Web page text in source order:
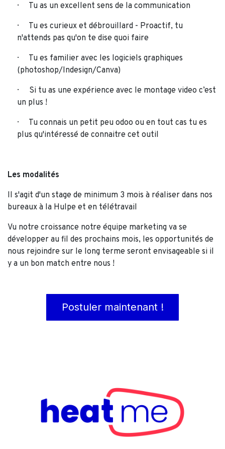
Tu as un excellent sens de la communication
Tu es curieux et débrouillard - Proactif, tu
n'attends pas qu'on te dise quoi faire
Tu es familier avec les logiciels graphiques
(photoshop/Indesign/Canva)
Si tu as une expérience avec le montage video c’est
un plus !
Tu connais un petit peu odoo ou en tout cas tu es
plus qu'intéressé de connaitre cet outil
Les modalités
Il s'agit d'un stage de minimum 3 mois à réaliser dans nos
bureaux à la Hulpe et en télétravail
Vu notre croissance notre équipe marketing va se
développer au fil des prochains mois, les opportunités de
nous rejoindre sur le long terme seront envisageable si il
y a un bon match entre nous !
Postuler maintenant !